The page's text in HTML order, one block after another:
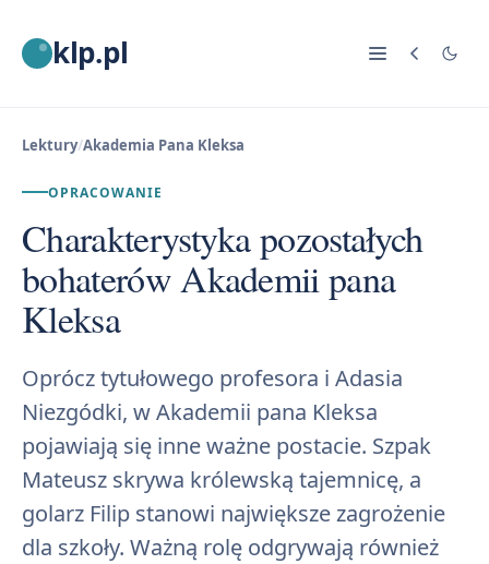
klp.pl
Lektury/Akademia Pana Kleksa
OPRACOWANIE
Charakterystyka pozostałych
bohaterów Akademii pana
Kleksa
Oprócz tytułowego profesora i Adasia
Niezgódki, w Akademii pana Kleksa
pojawiają się inne ważne postacie. Szpak
Mateusz skrywa królewską tajemnicę, a
golarz Filip stanowi największe zagrożenie
dla szkoły. Ważną rolę odgrywają również